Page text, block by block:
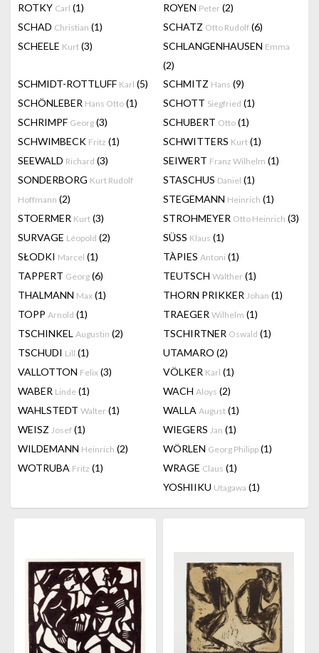
ROTKY Carl (1) ROYEN Peter (2)
SCHAD Christian (1) SCHATZ Otto Rudolf (6)
SCHEELE Kurt (3) SCHLANGENHAUSEN Emma
(2)
SCHMIDT-ROTTLUFF Karl (5) SCHMITZ Hans (9)
SCHÖNLEBER Hans Otto (1) SCHOTT Siegfried (1)
SCHRIMPF Georg (3) SCHUBERT Otto (1)
SCHWIMBECK Fritz (1) SCHWITTERS Kurt (1)
SEEWALD Richard (3) SEIWERT Franz Wilhelm (1)
SONDERBORG Kurt Rudolf
Hoffmann (2)
STASCHUS Daniel (1)
STEGEMANN Heinrich (1)
STOERMER Kurt (3) STROHMEYER Otto Heinrich (3)
SURVAGE Léopold (2) SÜSS Klaus (1)
SŁODKI Marcel (1) TÀPIES Antoni (1)
TAPPERT Georg (6) TEUTSCH Walther (1)
THALMANN Max (1) THORN PRIKKER Johan (1)
TOPP Arnold (1) TRAEGER Wilhelm (1)
TSCHINKEL Augustin (2) TSCHIRTNER Oswald (1)
TSCHUDI Lill (1) UTAMARO (2)
VALLOTTON Felix (3) VÖLKER Karl (1)
WABER Linde (1) WACH Aloys (2)
WAHLSTEDT Walter (1) WALLA August (1)
WEISZ Josef (1) WIEGERS Jan (1)
WILDEMANN Heinrich (2) WÖRLEN Georg Philipp (1)
WOTRUBA Fritz (1) WRAGE Claus (1)
YOSHIIKU Utagawa (1)